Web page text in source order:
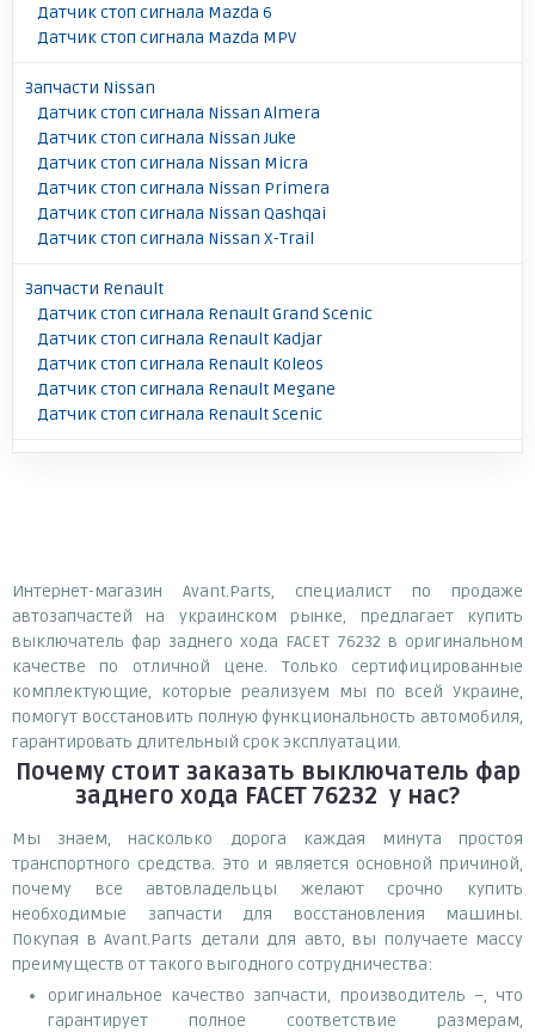
Датчик стоп сигнала Mazda 6
Датчик стоп сигнала Mazda MPV
Запчасти Nissan
Датчик стоп сигнала Nissan Almera
Датчик стоп сигнала Nissan Juke
Датчик стоп сигнала Nissan Micra
Датчик стоп сигнала Nissan Primera
Датчик стоп сигнала Nissan Qashqai
Датчик стоп сигнала Nissan X-Trail
Запчасти Renault
Датчик стоп сигнала Renault Grand Scenic
Датчик стоп сигнала Renault Kadjar
Датчик стоп сигнала Renault Koleos
Датчик стоп сигнала Renault Megane
Датчик стоп сигнала Renault Scenic
Интернет-магазин Avant.Parts, специалист по продаже
автозапчастей на украинском рынке, предлагает купить
выключатель фар заднего хода FACET 76232 в оригинальном
качестве по отличной цене. Только сертифицированные
комплектующие, которые реализуем мы по всей Украине,
помогут восстановить полную функциональность автомобиля,
гарантировать длительный срок эксплуатации.
Почему стоит заказать выключатель фар
заднего хода FACET 76232 у нас?
Мы знаем, насколько дорога каждая минута простоя
транспортного средства. Это и является основной причиной,
почему все автовладельцы желают срочно купить
необходимые запчасти для восстановления машины.
Покупая в Avant.Parts детали для авто, вы получаете массу
преимуществ от такого выгодного сотрудничества:
оригинальное качество запчасти, производитель –, что
гарантирует полное соответствие размерам,